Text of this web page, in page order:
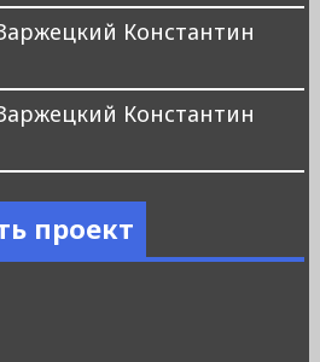
Константин
Константин
проект